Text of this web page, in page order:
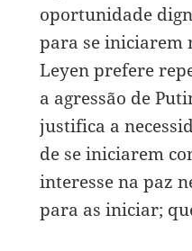
oportunidade
para se iniciarem
Leyen prefere
a agressão de
justifica a
de se iniciarem
interesse na paz
para as iniciar;